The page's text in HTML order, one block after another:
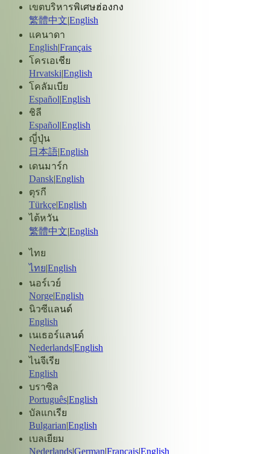
เขตบริหารพิเศษฮ่องกง
繁體中文|English
แคนาดา
English|Français
โครเอเชีย
Hrvatski|English
โคลัมเบีย
Español|English
ชิลี
Español|English
ญี่ปุ่น
日本語|English
เดนมาร์ก
Dansk|English
ตุรกี
Türkçe|English
ไต้หวัน
繁體中文|English
ไทย
ไทย|English
นอร์เวย์
Norge|English
นิวซีแลนด์
English
เนเธอร์แลนด์
Nederlands|English
ไนจีเรีย
English
บราซิล
Português|English
บัลแกเรีย
Bulgarian|English
เบลเยียม
Nederlands|German|Français|English